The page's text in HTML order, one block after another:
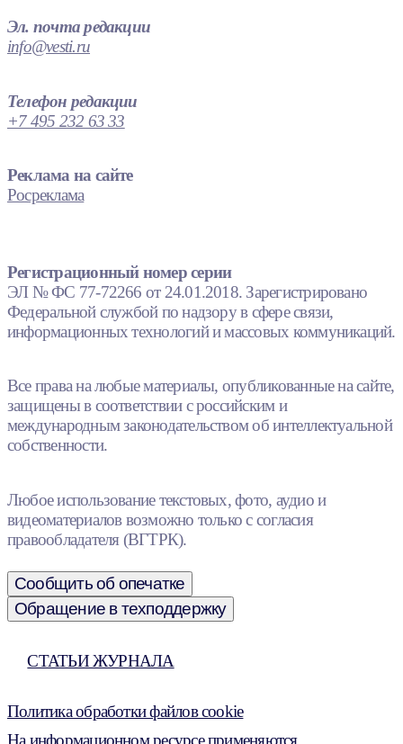
Эл. почта редакции
info@vesti.ru
Телефон редакции
+7 495 232 63 33
Реклама на сайте
Росреклама
Регистрационный номер серии
ЭЛ № ФС 77-72266 от 24.01.2018. Зарегистрировано
Федеральной службой по надзору в сфере связи,
информационных технологий и массовых коммуникаций.
Все права на любые материалы, опубликованные на сайте,
защищены в соответствии с российским и
международным законодательством об интеллектуальной
собственности.
Любое использование текстовых, фото, аудио и
видеоматериалов возможно только с согласия
правообладателя (ВГТРК).
Сообщить об опечатке
Обращение в техподдержку
СТАТЬИ ЖУРНАЛА
Политика обработки файлов cookie
На информационном ресурсе применяются